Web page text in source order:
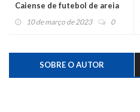
Caiense de futebol de areia
10 de março de 2023 0
SOBRE O AUTOR